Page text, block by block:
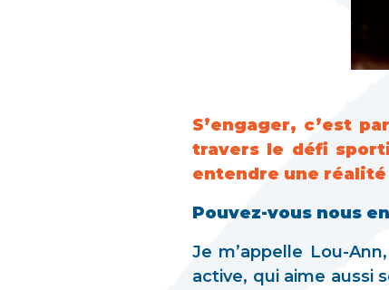
S’engager, c’est
travers le défi
entendre une
Pouvez-vous nous
Je m’appelle Lou-
active, qui aime aussi